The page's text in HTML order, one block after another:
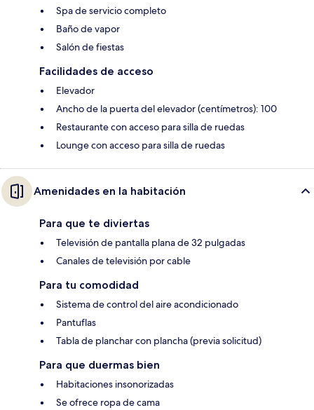
Spa de servicio completo
Baño de vapor
Salón de fiestas
Facilidades de acceso
Elevador
Ancho de la puerta del elevador (centímetros): 100
Restaurante con acceso para silla de ruedas
Lounge con acceso para silla de ruedas
Amenidades en la habitación
Para que te diviertas
Televisión de pantalla plana de 32 pulgadas
Canales de televisión por cable
Para tu comodidad
Sistema de control del aire acondicionado
Pantuflas
Tabla de planchar con plancha (previa solicitud)
Para que duermas bien
Habitaciones insonorizadas
Se ofrece ropa de cama